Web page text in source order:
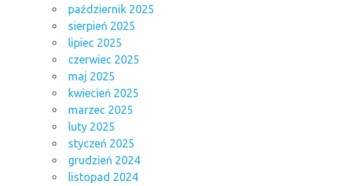
październik 2025
sierpień 2025
lipiec 2025
czerwiec 2025
maj 2025
kwiecień 2025
marzec 2025
luty 2025
styczeń 2025
grudzień 2024
listopad 2024